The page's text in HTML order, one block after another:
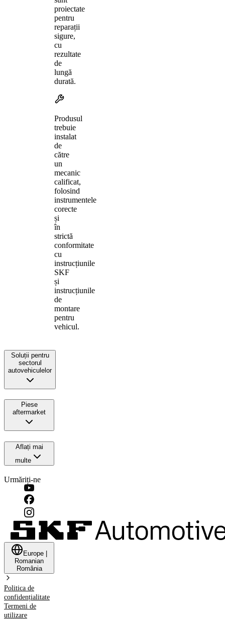
proiectate
pentru
reparații
sigure,
cu
rezultate
de
lungă
durată.
Produsul
trebuie
instalat
de
către
un
mecanic
calificat,
folosind
instrumentele
corecte
și
în
strictă
conformitate
cu
instrucțiunile
SKF
și
instrucțiunile
de
montare
pentru
vehicul.
Soluții pentru
sectorul
autovehiculelor
Piese
aftermarket
Aflați mai
multe
Urmăriți-ne
Europe
Romanian
România
Politica de
confidențialitate
Termeni de
utilizare